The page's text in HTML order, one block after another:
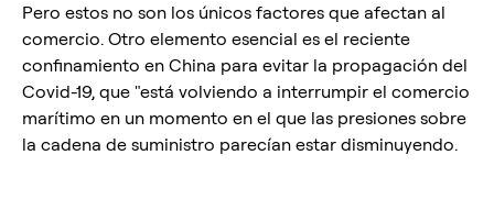
Pero estos no son los únicos factores que afectan al
comercio. Otro elemento esencial es el reciente
confinamiento en China para evitar la propagación del
Covid-19, que "está volviendo a interrumpir el comercio
marítimo en un momento en el que las presiones sobre
la cadena de suministro parecían estar disminuyendo.